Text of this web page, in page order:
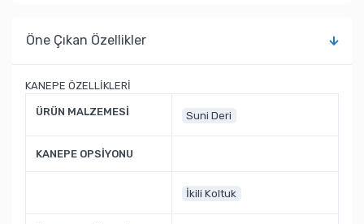
Öne Çıkan Özellikler
KANEPE ÖZELLİKLERİ
ÜRÜN MALZEMESİ Suni Deri
KANEPE OPSİYONU
İkili Koltuk